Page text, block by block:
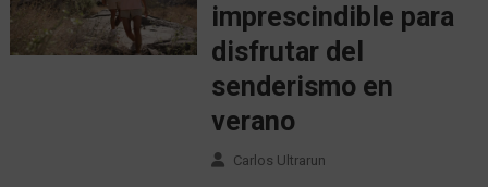
imprescindible para
disfrutar del
senderismo en
verano
Carlos Ultrarun